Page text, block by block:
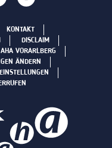
KONTAKT
DISCLAIM
AHA VORARLBERG
ÄNDERN